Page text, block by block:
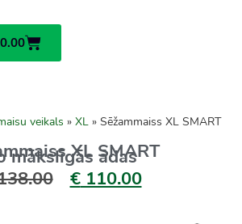
0.00
veikals » XL » Sēžammaiss XL SMART
XL SMART
mākslīgās ādas
€110.00